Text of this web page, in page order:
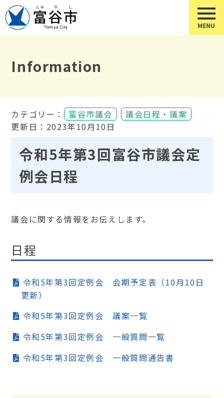
Information
カテゴリー： 富谷市議会
議会日程・議案
更新日：2023年10月10日
令和5年第3回富谷市議会定
例会日程
議会に関する情報をお伝えします。
日程
令和5年第3回定例会 会期予定表（10月10日
更新）
令和5年第3回定例会 議案一覧
令和5年第3回定例会 一般質問一覧
令和5年第3回定例会 一般質問通告書